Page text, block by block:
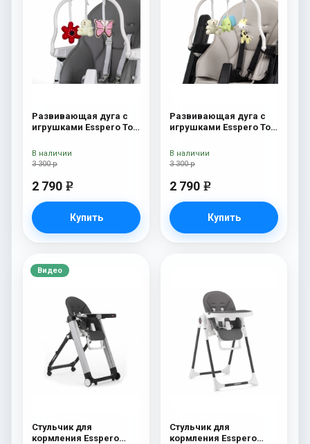
Развивающая дуга с
игрушками Esspero Toy
3 300 р
2 790 e
Купить
В наличии
Развивающая дуга с
игрушками Esspero Toy
Elephant
3 300 р
2 790 e
Купить
В наличии
Видео
Стульчик для
кормления Esspero
Стульчик для
кормления Esspero